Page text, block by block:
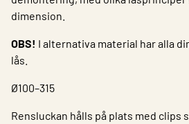
Choose languge
Sweden
dimension.
OBS! I alternativa material har alla
lås.
Ø100–315
Rensluckan hålls på plats med clips